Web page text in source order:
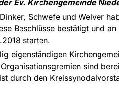
Ev. Kirchengemeinde
Schwefe und Welver
Beschlüsse bestätigt und
starten.
eigenständigen
sind
durch den